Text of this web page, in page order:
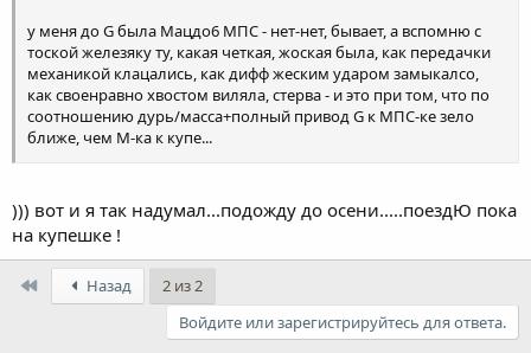
у меня до G была Мацдо6 МПС - нет-нет, бывает, а вспомню с
тоской железяку ту, какая четкая, жоская была, как передачки
механикой клацались, как дифф жеским ударом замыкалсо,
как своенравно хвостом виляла, стерва - и это при том, что по
соотношению дурь/масса+полный привод G к МПС-ке зело
ближе, чем М-ка к купе...
))) вот и я так надумал...подожду до осени.....поездЮ пока
на купешке !
Назад
2 из 2
Войдите или зарегистрируйтесь для ответа.